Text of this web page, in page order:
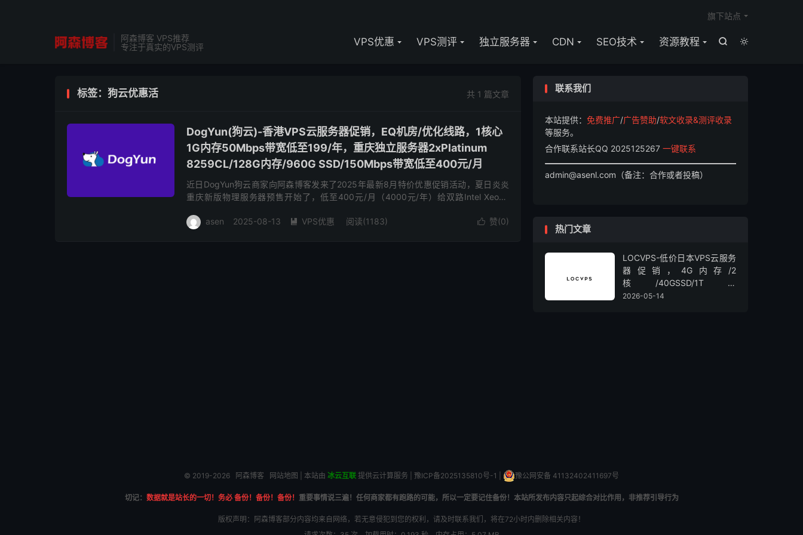
阿森博客 VPS推荐
专注于真实的VPS测评


VPS优惠 VPS测评 独立服务器 CDN SEO技术 资源教程
旗下站点
共 1 篇文章
标签：狗云优惠活
DogYun(狗云)-香港VPS云服务器促销，EQ机房/优化线路，1核心
1G内存50Mbps带宽低至199/年，重庆独立服务器2xPlatinum
8259CL/128G内存/960G SSD/150Mbps带宽低至400元/月
近日DogYun狗云商家向阿森博客发来了2025年最新8月特价优惠促销活动，夏日炎炎
重庆新版物理服务器预售开始了，低至400元/月（4000元/年）给双路Intel Xeon®
 赞(0)
asen 2025-08-13  VPS优惠 阅读(1183)
联系我们
本站提供： 免费推广/广告赞助/软文收录&测评收录
等服务。
合作联系站长QQ 2025125267 一键联系
admin@asenl.com（备注：合作或者投稿）
热门文章
LOCVPS-低价日本VPS云服务
器促销，4G内存/2
核/40GSSD/1T流
量/450Mbps带宽，低至36元/
2026-05-14
© 2019-2026 阿森博客 网站地图 | 本站由 冰云互联 提供云计算服务 | 豫ICP备2025135810号-1 豫公网安备 41132402411697号
切记： 数据就是站长的一切！务必 备份！备份！备份！ 重要事情说三遍！任何商家都有跑路的可能，所以一定要记住备份！本站所发布内容只起综合对比作用，非推荐引导行为
版权声明：阿森博客部分内容均来自网络，若无意侵犯到您的权利，请及时联系我们，将在72小时内删除相关内容！